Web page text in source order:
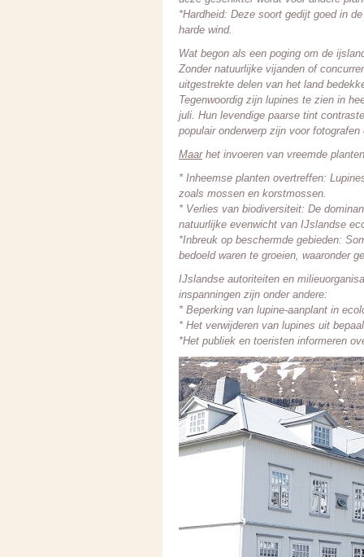
*Hardheid: Deze soort gedijt goed in
harde wind.
Wat begon als een poging om de
Zonder natuurlijke vijanden of
uitgestrekte delen van het land
Tegenwoordig zijn lupines te zien in
juli. Hun levendige paarse tint
populair onderwerp zijn voor
Maarhet invoeren van vreemde
* Inheemse planten overtreffen:
zoals mossen en korstmossen.
* Verlies van biodiversiteit: De
natuurlijke evenwicht van IJslandse
*Inbreuk op beschermde gebieden:
bedoeld waren te groeien, waaronder
IJslandse autoriteiten en
inspanningen zijn onder andere:
* Beperking van lupine-aanplant in
* Het verwijderen van lupines uit
*Het publiek en toeristen informeren